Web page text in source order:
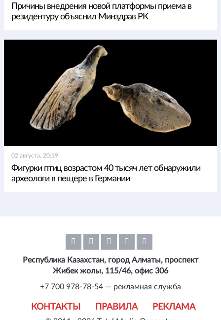
Причины внедрения новой платформы приема в
резидентуру объяснил Минздрав РК
02 августа, 20:19
Фигурки птиц возрастом 40 тысяч лет обнаружили
археологи в пещере в Германии
КОНТАКТЫ ПРАВИЛА РЕКЛАМА
Республика Казахстан, город Алматы, проспект
Жибек жолы, 115/46, офис 306
+7 700 978-78-54 — рекламная служба